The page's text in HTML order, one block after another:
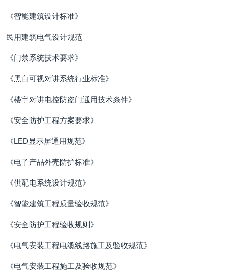
《智能建筑设计标准》
民用建筑电气设计规范
《门禁系统技术要求》
《黑白可视对讲系统行业标准》
《楼宇对讲电控防盗门通用技术条件》
《安全防护工程方案要求》
《LED显示屏通用规范》
《电子产品外壳防护标准》
《供配电系统设计规范》
《智能建筑工程质量验收规范》
《安全防护工程验收规则》
《电气安装工程电缆线路施工及验收规范》
《电气安装工程施工及验收规范》